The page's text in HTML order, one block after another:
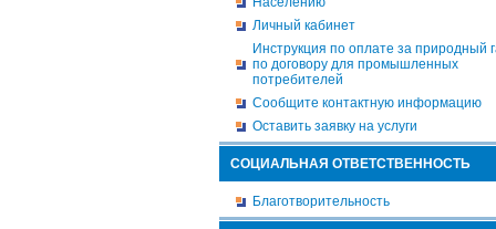
Личный кабинет
Инструкция по оплате за природный
по договору для промышленных
потребителей
Сообщите контактную информацию
Оставить заявку на услуги
СОЦИАЛЬНАЯ ОТВЕТСТВЕННОСТЬ
Благотворительность